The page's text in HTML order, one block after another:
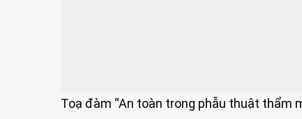
Toạ đàm “An toàn trong phẫu thuật thẩm